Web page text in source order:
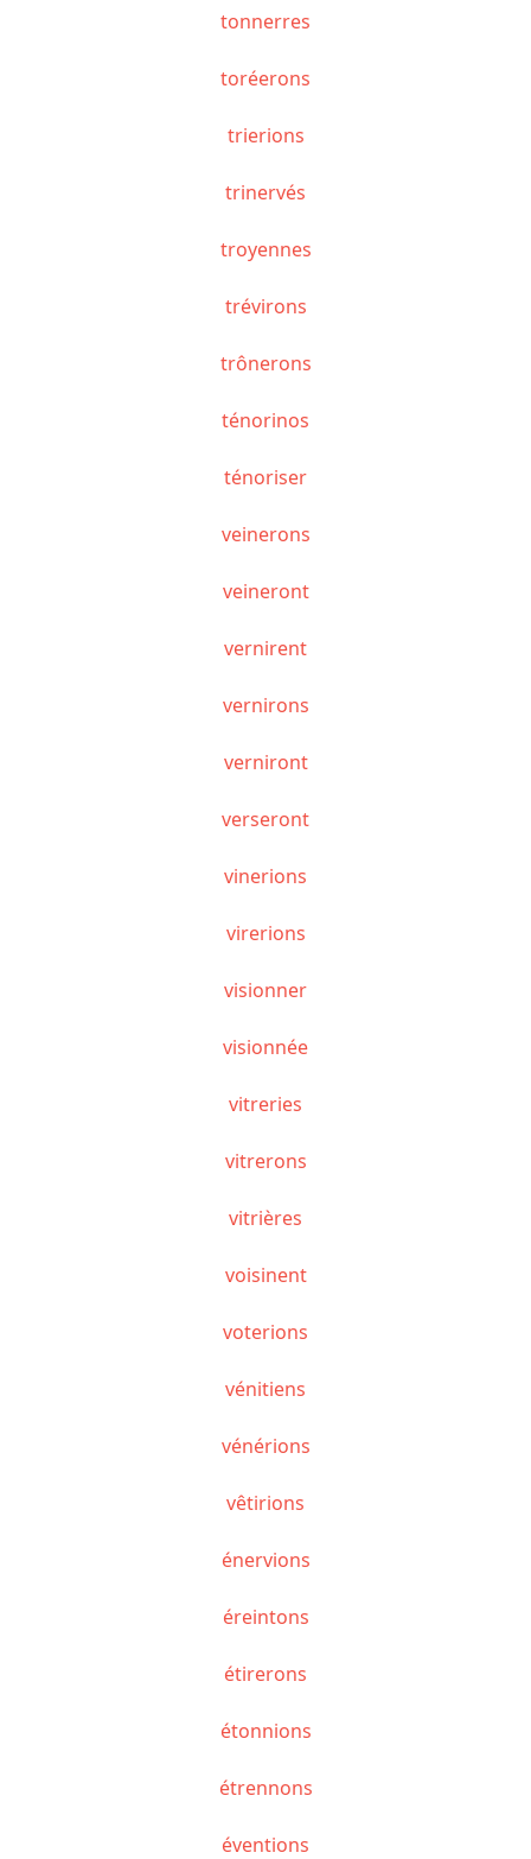
tonnerres
toréerons
trierions
trinervés
troyennes
trévirons
trônerons
ténorinos
ténoriser
veinerons
veineront
vernirent
vernirons
verniront
verseront
vinerions
virerions
visionner
visionnée
vitreries
vitrerons
vitrières
voisinent
voterions
vénitiens
vénérions
vêtirions
énervions
éreintons
étirerons
étonnions
étrennons
éventions